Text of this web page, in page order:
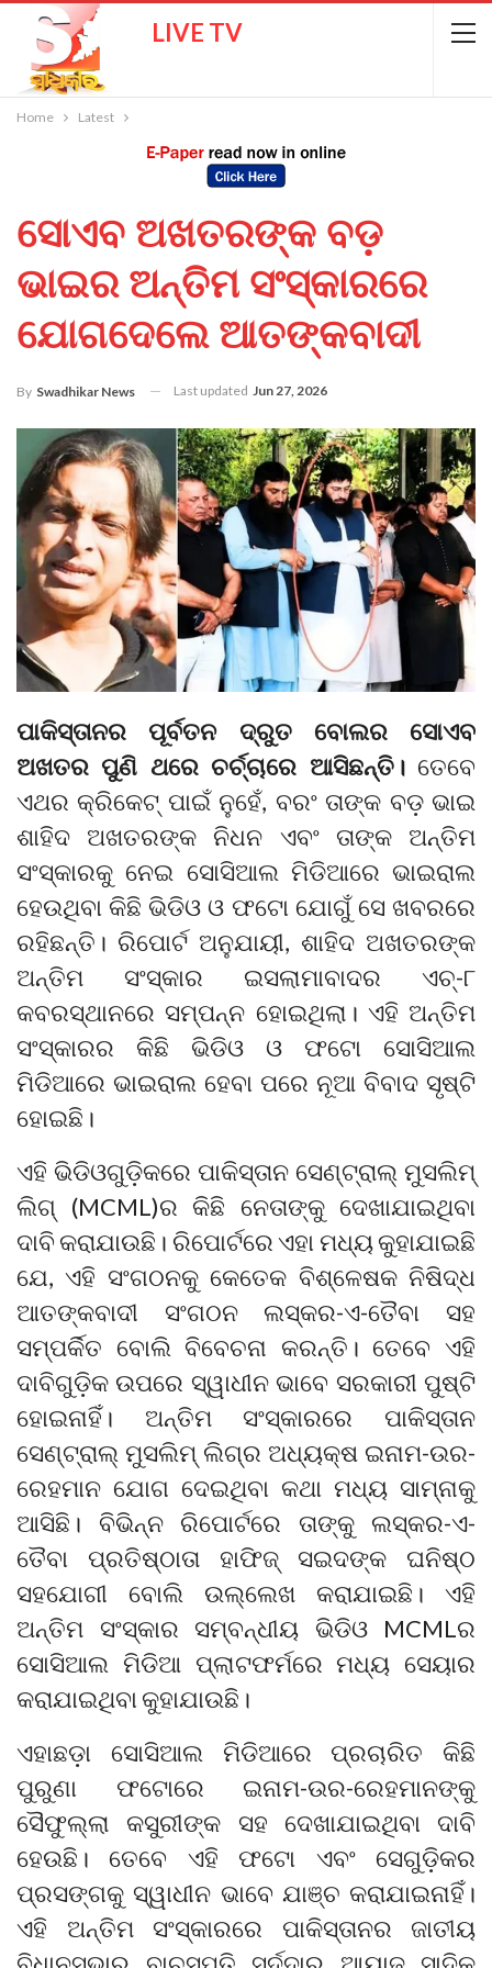
LIVE TV
Home Latest
ସୋଏବ ଅଖତରଙ୍କ ବଡ଼
ଭାଇର ଅନ୍ତିମ ସଂସ୍କାରରେ
ଯୋଗଦେଲେ ଆତଙ୍କବାଦୀ
By Swadhikar News Last updated Jun 27, 2026
ପାକିସ୍ତାନର ପୂର୍ବତନ ଦ୍ରୁତ ବୋଲର ସୋଏବ
ଅଖତର ପୁଣି ଥରେ ଚର୍ଚ୍ଚାରେ ଆସିଛନ୍ତି।ତେବେ
ଏଥର କ୍ରିକେଟ୍ ପାଇଁ ନୁହେଁ, ବରଂ ତାଙ୍କ ବଡ଼ ଭାଇ
ଶାହିଦ ଅଖତରଙ୍କ ନିଧନ ଏବଂ ତାଙ୍କ ଅନ୍ତିମ
ସଂସ୍କାରକୁ ନେଇ ସୋସିଆଲ ମିଡିଆରେ ଭାଇରାଲ
ହେଉଥିବା କିଛି ଭିଡିଓ ଓ ଫଟୋ ଯୋଗୁଁ ସେ ଖବରରେ
ରହିଛନ୍ତି। ରିପୋର୍ଟ ଅନୁଯାୟୀ, ଶାହିଦ ଅଖତରଙ୍କ
ଅନ୍ତିମ ସଂସ୍କାର ଇସଲାମାବାଦର ଏଚ୍-୮
କବରସ୍ଥାନରେ ସମ୍ପନ୍ନ ହୋଇଥିଲା। ଏହି ଅନ୍ତିମ
ସଂସ୍କାରର କିଛି ଭିଡିଓ ଓ ଫଟୋ ସୋସିଆଲ
ମିଡିଆରେ ଭାଇରାଲ ହେବା ପରେ ନୂଆ ବିବାଦ ସୃଷ୍ଟି
ହୋଇଛି।
ଏହି ଭିଡିଓଗୁଡ଼ିକରେ ପାକିସ୍ତାନ ସେଣ୍ଟ୍ରାଲ୍ ମୁସଲିମ୍
ଲିଗ୍ (MCML)ର କିଛି ନେତାଙ୍କୁ ଦେଖାଯାଇଥିବା
ଦାବି କରାଯାଉଛି। ରିପୋର୍ଟରେ ଏହା ମଧ୍ୟ କୁହାଯାଇଛି
ଯେ, ଏହି ସଂଗଠନକୁ କେତେକ ବିଶ୍ଳେଷକ ନିଷିଦ୍ଧ
ଆତଙ୍କବାଦୀ ସଂଗଠନ ଲସ୍କର-ଏ-ତୈବା ସହ
ସମ୍ପର୍କିତ ବୋଲି ବିବେଚନା କରନ୍ତି। ତେବେ ଏହି
ଦାବିଗୁଡ଼ିକ ଉପରେ ସ୍ୱାଧୀନ ଭାବେ ସରକାରୀ ପୁଷ୍ଟି
ହୋଇନାହିଁ। ଅନ୍ତିମ ସଂସ୍କାରରେ ପାକିସ୍ତାନ
ସେଣ୍ଟ୍ରାଲ୍ ମୁସଲିମ୍ ଲିଗ୍‌ର ଅଧ୍ୟକ୍ଷ ଇନାମ-ଉର-
ରେହମାନ ଯୋଗ ଦେଇଥିବା କଥା ମଧ୍ୟ ସାମ୍ନାକୁ
ଆସିଛି। ବିଭିନ୍ନ ରିପୋର୍ଟରେ ତାଙ୍କୁ ଲସ୍କର-ଏ-
ତୈବା ପ୍ରତିଷ୍ଠାତା ହାଫିଜ୍ ସଇଦଙ୍କ ଘନିଷ୍ଠ
ସହଯୋଗୀ ବୋଲି ଉଲ୍ଲେଖ କରାଯାଇଛି। ଏହି
ଅନ୍ତିମ ସଂସ୍କାର ସମ୍ବନ୍ଧୀୟ ଭିଡିଓ MCMLର
ସୋସିଆଲ ମିଡିଆ ପ୍ଲାଟଫର୍ମରେ ମଧ୍ୟ ସେୟାର
କରାଯାଇଥିବା କୁହାଯାଉଛି।
ଏହାଛଡ଼ା ସୋସିଆଲ ମିଡିଆରେ ପ୍ରଚାରିତ କିଛି
ପୁରୁଣା ଫଟୋରେ ଇନାମ-ଉର-ରେହମାନଙ୍କୁ
ସୈଫୁଲ୍ଲା କସୁରୀଙ୍କ ସହ ଦେଖାଯାଇଥିବା ଦାବି
ହେଉଛି। ତେବେ ଏହି ଫଟୋ ଏବଂ ସେଗୁଡ଼ିକର
ପ୍ରସଙ୍ଗକୁ ସ୍ୱାଧୀନ ଭାବେ ଯାଞ୍ଚ କରାଯାଇନାହିଁ।
ଏହି ଅନ୍ତିମ ସଂସ୍କାରରେ ପାକିସ୍ତାନର ଜାତୀୟ